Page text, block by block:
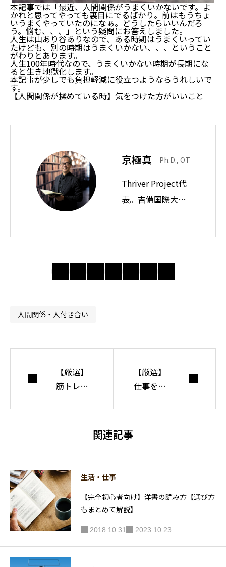
本記事では「最近、人間関係がうまくいかないです。よ
かれと思ってやっても裏目にでるばかり。前はもうちょ
いうまくやっていたのになぁ。どうしたらいいんだろ
う。悩む、、、」という疑問にお答えしました。
人生は山あり谷ありなので、ある時期はうまくいってい
たけども、別の時期はうまくいかない、、、ということ
がわりとあります。
人生100年時代なので、うまくいかない時期が長期にな
ると生き地獄化します。
本記事が少しでも負担軽減に役立つようならうれしいで
す。
【人間関係が揉めている時】気をつけた方がいいこと
京極真 Ph.D., OT
Thriver Project代
表。吉備国際大学
問い直し、分かり
合えない世界で人
人間関係・人付き合い
【厳選】
筋トレお
【厳選】
仕事を辞
関連記事
生活・仕事
【完全初心者向け】洋書の読み方【選び方
もまとめて解説】
2018.10.31 2023.10.23